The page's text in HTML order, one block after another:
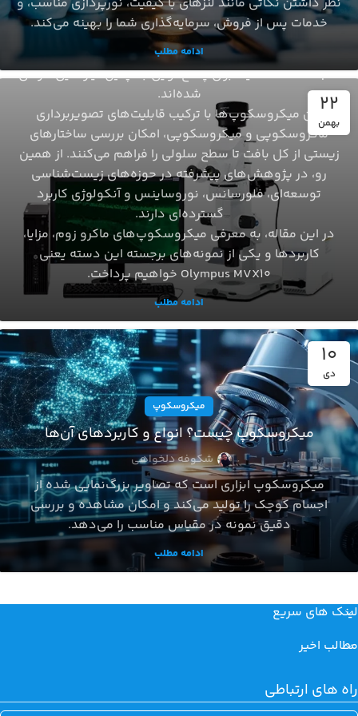
خدمات پس از فروش، سرمایه‌گذاری شما را بهینه می‌کند.
ادامه مطلب
22
بهمن
ساختار کلی نمونه را ارائه دهد و در عین حال، توانایی
بزرگنمایی بالا برای مشاهده جزئیات ظریف‌تر را نیز داشته
باشد. میکروسکوپ‌های ماکروزوم زوم (Macro Zoom
Microscopes)دقیقاً برای پاسخ‌گویی به چنین نیازهایی طراحی
شده‌اند.
این میکروسکوپ‌ها با ترکیب قابلیت‌های تصویربرداری
ماکروسکوپی و میکروسکوپی، امکان بررسی ساختارهای
زیستی از کل بافت تا سطح سلولی را فراهم می‌کنند. از همین
رو، در پژوهش‌های پیشرفته در حوزه‌های زیست‌شناسی
توسعه‌ای، فلورسانس، نوروساینس و آنکولوژی کاربرد
گسترده‌ای دارند.
در این مقاله، به معرفی میکروسکوپ‌های ماکرو زوم، مزایا،
کاربردها و یکی از نمونه‌های برجسته این دسته یعنی
Olympus MVX10 خواهیم پرداخت.
ادامه مطلب
10
دی
میکروسکوپ
میکروسکوپ چیست؟ انواع و کاربردهای آن‌ها
شکوفه دلخواهی
میکروسکوپ ابزاری است که تصاویر بزرگ‌نمایی شده از
اجسام کوچک را تولید می‌کند و امکان مشاهده و بررسی
دقیق نمونه در مقیاس مناسب را می‌دهد.
ادامه مطلب
لینک های سریع
مطالب اخیر
راه های ارتباطی